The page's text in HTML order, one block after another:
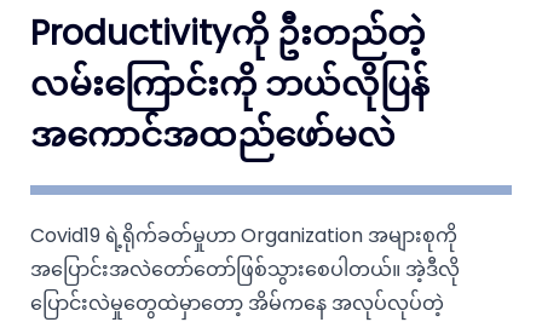
Productivityကို ဦးတည်တဲ့
လမ်းကြောင်းကို ဘယ်လိုပြန်
အကောင်အထည်ဖော်မလဲ
Covid19 ရဲ့ရိုက်ခတ်မှုဟာ Organization အများစုကို
အပြောင်းအလဲတော်တော်ဖြစ်သွားစေပါတယ်။ အဲ့ဒီလို
ပြောင်းလဲမှုတွေထဲမှာ​တော့ အိမ်ကနေ အလုပ်လုပ်တဲ့